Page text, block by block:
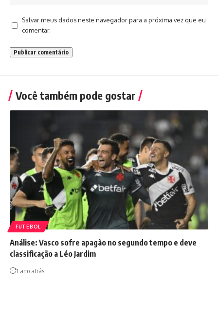
Salvar meus dados neste navegador para a próxima vez que eu
comentar.
Você também pode gostar
FUTEBOL
Análise: Vasco sofre apagão no segundo tempo e deve
classificação a Léo Jardim
1 ano atrás